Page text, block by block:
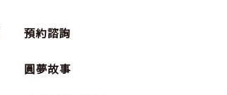
預約諮詢
圓夢故事